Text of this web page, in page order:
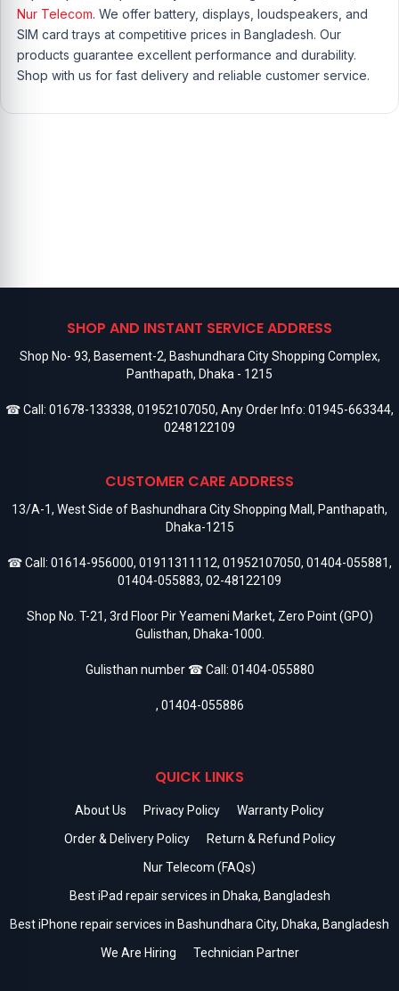
Nur Telecom. We offer battery, displays, loudspeakers, and
SIM card trays at competitive prices in Bangladesh. Our
products guarantee excellent performance and durability.
Shop with us for fast delivery and reliable customer service.
SHOP AND INSTANT SERVICE ADDRESS
Shop No- 93, Basement-2, Bashundhara City Shopping Complex,
Panthapath, Dhaka - 1215
☎ Call: 01678-133338, 01952107050, Any Order Info: 01945-663344,
0248122109
CUSTOMER CARE ADDRESS
13/A-1, West Side of Bashundhara City Shopping Mall, Panthapath,
Dhaka-1215
☎ Call: 01614-956000, 01911311112, 01952107050, 01404-055881,
01404-055883, 02-48122109
Shop No. T-21, 3rd Floor Pir Yeameni Market, Zero Point (GPO)
Gulisthan, Dhaka-1000.
Gulisthan number ☎ Call: 01404-055880
, 01404-055886
QUICK LINKS
About Us Privacy Policy
Warranty Policy
Order & Delivery Policy
Return & Refund Policy
Nur Telecom (FAQs)
Best iPad repair services in Dhaka, Bangladesh
Best iPhone repair services in Bashundhara City, Dhaka, Bangladesh
We Are Hiring
Technician Partner